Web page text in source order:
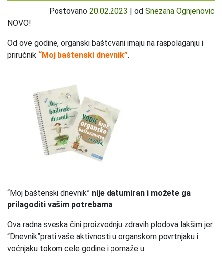
Postovano 20.02.2023 | od Snezana Ognjenovic
NOVO!
Od ove godine, organski baštovani imaju na raspolaganju i
priručnik “Moj baštenski dnevnik”.
“Moj baštenski dnevnik” nije datumiran i možete ga
prilagoditi vašim potrebama.
Ova radna sveska čini proizvodnju zdravih plodova lakšim jer
“Dnevnik”prati vaše aktivnosti u organskom povrtnjaku i
voćnjaku tokom cele godine i pomaže u: